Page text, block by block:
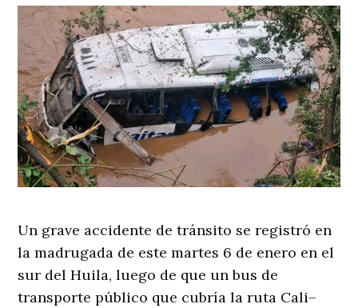
Un grave accidente de tránsito se registró en
la madrugada de este martes 6 de enero en el
sur del Huila, luego de que un bus de
transporte público que cubría la ruta Cali–